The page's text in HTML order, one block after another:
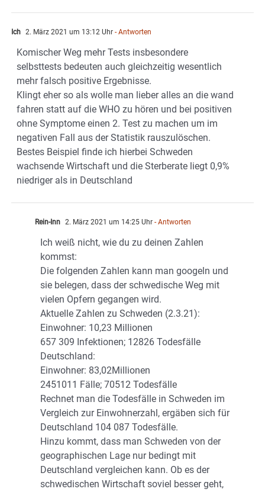
Ich 2. März 2021 um 13:12 Uhr - Antworten
Komischer Weg mehr Tests insbesondere
selbsttests bedeuten auch gleichzeitig wesentlich
mehr falsch positive Ergebnisse.
Klingt eher so als wolle man lieber alles an die wand
fahren statt auf die WHO zu hören und bei positiven
ohne Symptome einen 2. Test zu machen um im
negativen Fall aus der Statistik rauszulöschen.
Bestes Beispiel finde ich hierbei Schweden
wachsende Wirtschaft und die Sterberate liegt 0,9%
niedriger als in Deutschland
Rein-Inn 2. März 2021 um 14:25 Uhr - Antworten
Ich weiß nicht, wie du zu deinen Zahlen
kommst:
Die folgenden Zahlen kann man googeln und
sie belegen, dass der schwedische Weg mit
vielen Opfern gegangen wird.
Aktuelle Zahlen zu Schweden (2.3.21):
Einwohner: 10,23 Millionen
657 309 Infektionen; 12826 Todesfälle
Deutschland:
Einwohner: 83,02Millionen
2451011 Fälle; 70512 Todesfälle
Rechnet man die Todesfälle in Schweden im
Vergleich zur Einwohnerzahl, ergäben sich für
Deutschland 104 087 Todesfälle.
Hinzu kommt, dass man Schweden von der
geographischen Lage nur bedingt mit
Deutschland vergleichen kann. Ob es der
schwedischen Wirtschaft soviel besser geht,